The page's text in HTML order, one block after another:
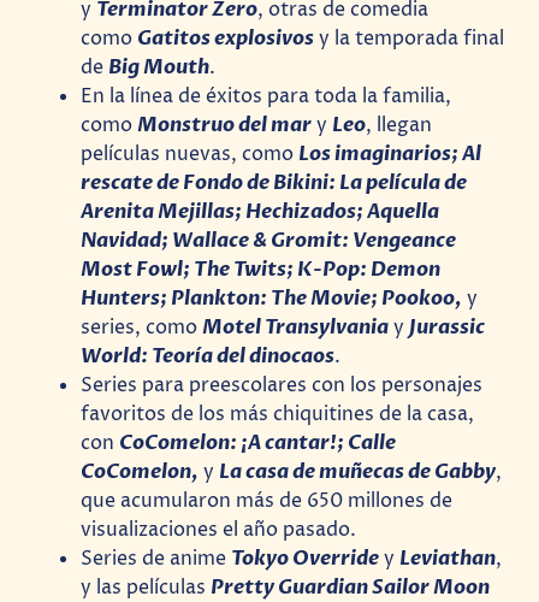
y Terminator Zero, otras de comedia
como Gatitos explosivosy la temporada final
de Big Mouth.
En la línea de éxitos para toda la familia,
comoMonstruo del mary Leo, llegan
películas nuevas, como Los imaginarios; Al
rescate de Fondo de Bikini: La película de
Arenita Mejillas; Hechizados; Aquella
Navidad; Wallace & Gromit: Vengeance
Most Fowl; The Twits; K-Pop: Demon
Hunters; Plankton: The Movie; Pookoo, y
series, comoMotel TransylvaniayJurassic
World: Teoría del dinocaos.
Series para preescolares con los personajes
favoritos de los más chiquitines de la casa,
con CoComelon: ¡A cantar!; Calle
CoComelon,y La casa de muñecas de Gabby,
que acumularon más de 650 millones de
visualizaciones el año pasado.
Series de anime Tokyo Overridey Leviathan,
y las películas Pretty Guardian Sailor Moon